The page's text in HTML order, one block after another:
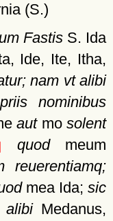
(S.)
FastisS. Ida
Ide, Ite, Itha,
nam vt alibi
nominibus
autmo solent
quodmeum
reuerentiamq;
mea Ida;sic
alibiMedanus,